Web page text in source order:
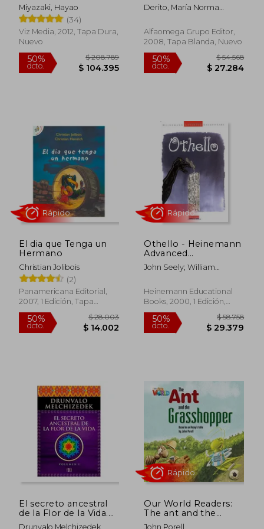
40%
dcto.
$ 71.532
$ 42.919
40%
dcto.
50% $ 36.778 50% $
(en Inglés)
Miyazaki, Hayao
(34)
Viz Media, 2012, Tapa Dura,
Nuevo
Derito, María Norma
Alfaomega Grupo Editor,
2008, Tapa Blanda, Nuevo
El dia que Tenga un
Hermano
Christian Jolibois
(2)
Panamericana Editorial,
2007, 1 Edición, Tapa
Blanda, Nuevo
Othello - Heinemann
Advanced
Shakespeare (en
Inglés)
John Seely; William
Heinemann Educational
Books, 2000, 1 Edición,
Tapa Blanda, Nuevo
El secreto ancestral
de la Flor de la Vida.
Volumen I
Drunvalo Melchizedek
Our World Readers:
The ant and the
Grasshopper: British
John Porell